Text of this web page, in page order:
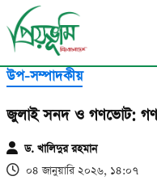
উপ-সম্পাদকীয়
জুলাই সনদ ও গণভোট:
ড. খালিদুর রহমান
০৪ জানুয়ারি ২০২৬, ১৪:০৭